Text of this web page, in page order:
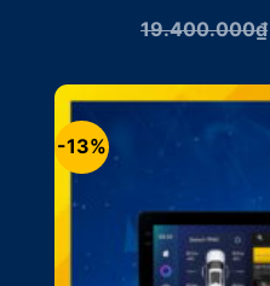
19.400.000₫
-13%